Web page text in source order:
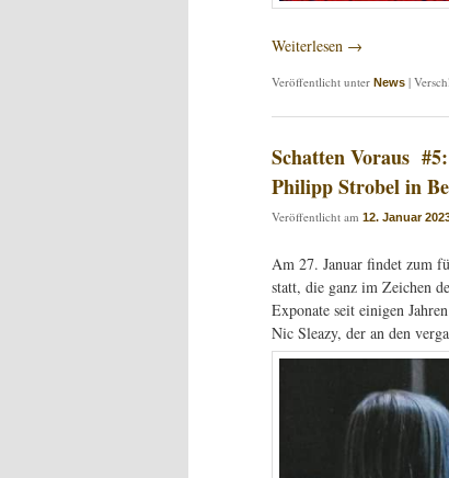
Weiterlesen →
Veröffentlicht unter News |
Schatten Voraus
Philipp Strobel in
Veröffentlicht am 12. Januar
Am 27. Januar findet zum
statt, die ganz im Zeichen
Exponate seit einigen
Nic Sleazy, der an den